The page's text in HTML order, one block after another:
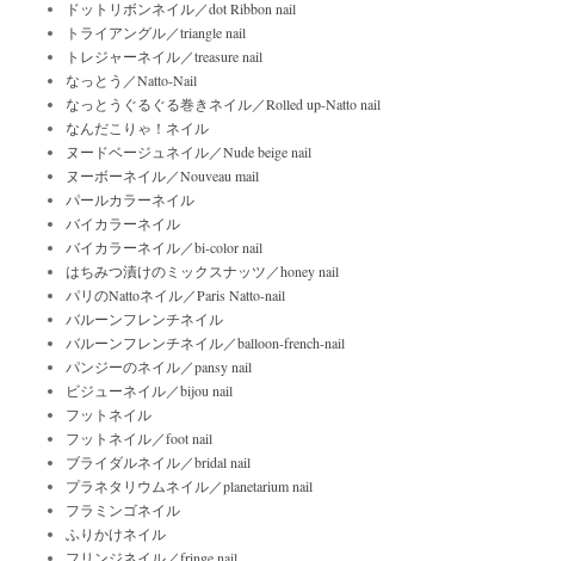
ドットリボンネイル／dot Ribbon nail
トライアングル／triangle nail
トレジャーネイル／treasure nail
なっとう／Natto-Nail
なっとうぐるぐる巻きネイル／Rolled up-Natto nail
なんだこりゃ！ネイル
ヌードベージュネイル／Nude beige nail
ヌーボーネイル／Nouveau mail
パールカラーネイル
バイカラーネイル
バイカラーネイル／bi-color nail
はちみつ漬けのミックスナッツ／honey nail
パリのNattoネイル／Paris Natto-nail
バルーンフレンチネイル
バルーンフレンチネイル／balloon-french-nail
パンジーのネイル／pansy nail
ビジューネイル／bijou nail
フットネイル
フットネイル／foot nail
ブライダルネイル／bridal nail
プラネタリウムネイル／planetarium nail
フラミンゴネイル
ふりかけネイル
フリンジネイル／fringe nail